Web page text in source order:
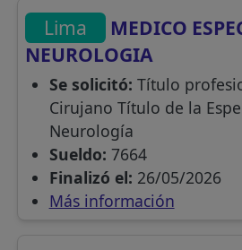
Lima
MEDICO
NEUROLOGIA
Se solicitó: Título
Cirujano Título de la
Neurología
Sueldo: 7664
Finalizó el: 26/05/2026
Más información